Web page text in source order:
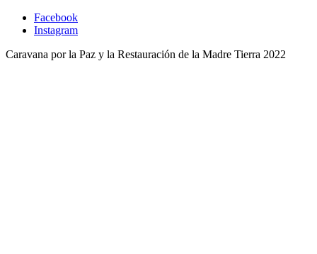
Facebook
Instagram
Caravana por la Paz y la Restauración de la Madre Tierra 2022